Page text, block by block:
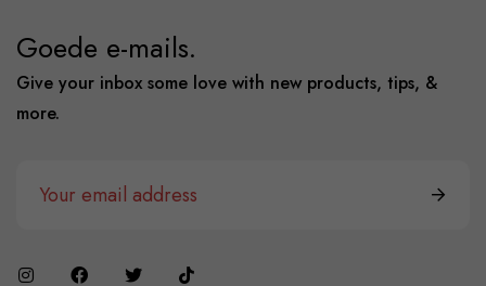
Goede e-mails.
Give your inbox some love with new products, tips, &
more.